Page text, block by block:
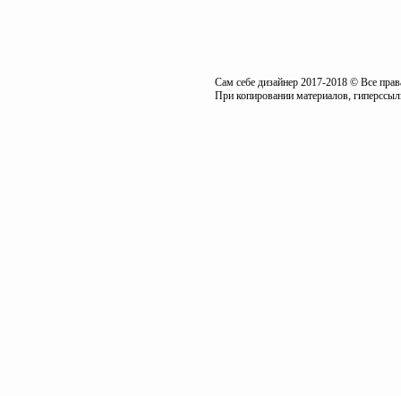
Сам себе дизайнер 2017-2018 © Все
При копировании материалов,